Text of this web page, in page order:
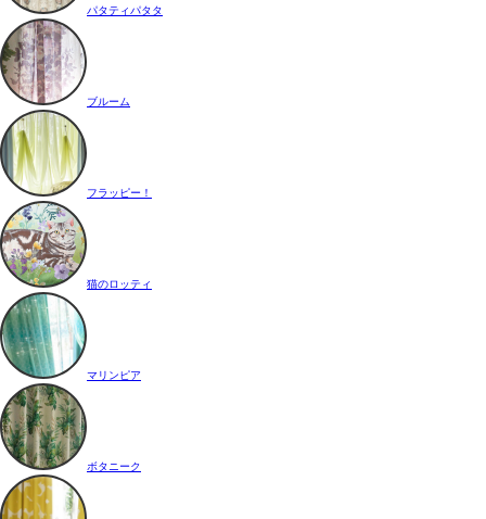
パタティパタタ
ブルーム
フラッピー！
猫のロッティ
マリンピア
ボタニーク